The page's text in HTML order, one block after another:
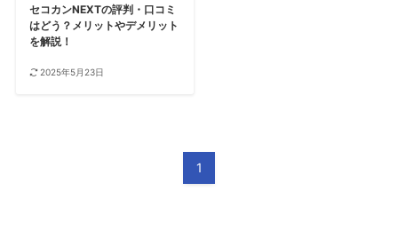
セコカンNEXTの評判・口コミ
はどう？メリットやデメリット
を解説！
2025年5月23日
1